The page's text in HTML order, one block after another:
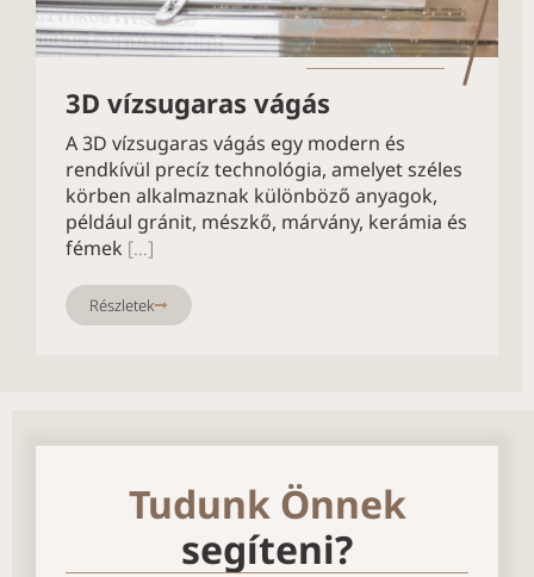
3D vízsugaras vágás
A 3D vízsugaras vágás egy modern és
rendkívül precíz technológia, amelyet széles
körben alkalmaznak különböző anyagok,
például gránit, mészkő, márvány, kerámia és
fémek […]
Részletek
Tudunk Önnek
segíteni?